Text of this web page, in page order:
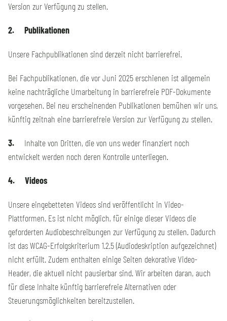
Version zur Verfügung zu stellen.
2. Publikationen
Unsere Fachpublikationen sind derzeit nicht barrierefrei.
Bei Fachpublikationen, die vor Juni 2025 erschienen ist allgemein
keine nachträgliche Umarbeitung in barrierefreie PDF-Dokumente
vorgesehen. Bei neu erscheinenden Publikationen bemühen wir uns,
künftig zeitnah eine barrierefreie Version zur Verfügung zu stellen.
3. Inhalte von Dritten, die von uns weder finanziert noch
entwickelt werden noch deren Kontrolle unterliegen.
4. Videos
Unsere eingebetteten Videos sind veröffentlicht in Video-
Plattformen. Es ist nicht möglich, für einige dieser Videos die
geforderten Audiobeschreibungen zur Verfügung zu stellen. Dadurch
ist das WCAG-Erfolgskriterium 1.2.5 (Audiodeskription aufgezeichnet)
nicht erfüllt. Zudem enthalten einige Seiten dekorative Video-
Header, die aktuell nicht pausierbar sind. Wir arbeiten daran, auch
für diese Inhalte künftig barrierefreie Alternativen oder
Steuerungsmöglichkeiten bereitzustellen.